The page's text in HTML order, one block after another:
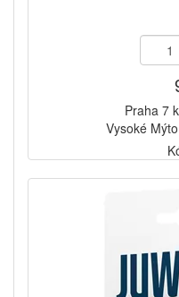
Praha 7
Vysoké